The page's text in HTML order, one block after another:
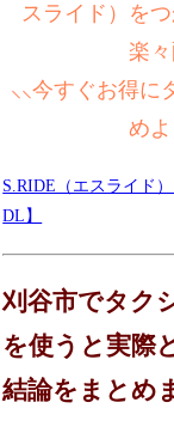
スライド）を
楽々
⸜⸜今すぐお得に
め
S.RIDE（エスライド
DL】
刈谷市でタク
を使うと実際
結論をまとめ